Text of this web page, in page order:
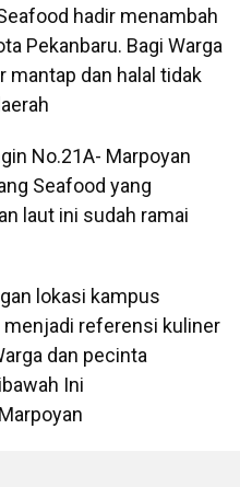
hadir menambah
Pekanbaru. Bagi Warga
mantap dan halal tidak
No.21A- Marpoyan
Seafood yang
laut ini sudah ramai
lokasi kampus
menjadi referensi kuliner
dan pecinta
Ini